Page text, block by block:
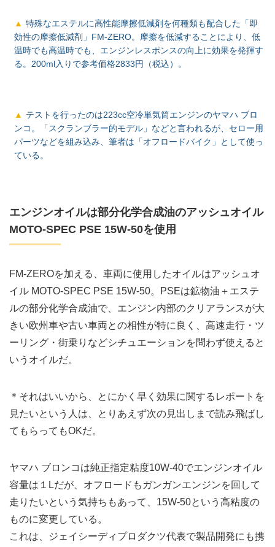
特殊なエステルに高性能摩擦低減剤を何種類も配合した「即
効性の摩擦低減剤」FM-ZERO。摩擦を低減することにより、低
温時でも高温時でも、エンジンレスポンスの向上に効果を発揮す
る。200ml入りで参考価格2833円（税込）。
テストを行ったのは223cc空冷単気筒エンジンのヤマハ ブロ
ンコ。「スクランブラー的モデル」などと言われるが、セロー用
パーツなどを組み込み、筆者は「オフロードバイク」として使っ
ている。
エンジンオイルは部分化学合成油のアッシュオイル
MOTO-SPEC PSE 15W-50を使用
FM-ZEROを加える、車両に使用したオイルはアッシュオ
イル MOTO-SPEC PSE 15W-50。PSEは鉱物油＋エステ
ルの部分化学合成油で、エンジン内部のクリアランスが大
きい欧州車や古い車両との相性が特に良く、高速走行・ツ
ーリング・街乗りなどシチュエーションを問わず使えると
いうオイルだ。
＊それはいいから、とにかく早く効果に関するレポートを
見たいという人は、とりあえず次の見出しまで読み飛ばし
てもらってもOKだ。
ヤマハ ブロンコは純正指定粘度10W-40でエンジンオイル
容量は１Lだが、オフロードもガンガンエンジンを回して
走りたいという気持ちもあって、15W-50という高粘度の
ものに変更している。
これは、ジェイシーディプロダクツ代表で製品開発にも携